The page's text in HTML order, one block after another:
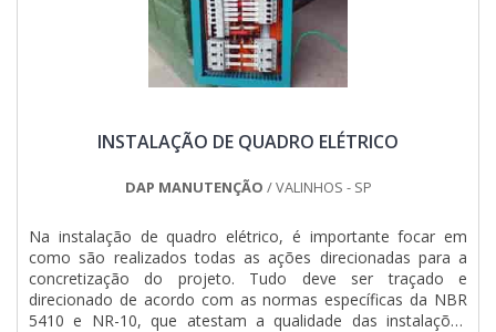
INSTALAÇÃO DE QUADRO ELÉTRICO
DAP MANUTENÇÃO / VALINHOS - SP
Na instalação de quadro elétrico, é importante focar em
como são realizados todas as ações direcionadas para a
concretização do projeto. Tudo deve ser traçado e
direcionado de acordo com as normas específicas da NBR
5410 e NR-10, que atestam a qualidade das instalações